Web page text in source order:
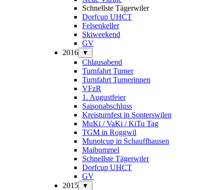
Schnellste Tägerwiler
Dorfcup UHCT
Felsenkeller
Skiweekend
GV
2016
▼
Chlausabend
Turnfahrt Turner
Turnfahrt Turnerinnen
VFzR
1. Augustfeier
Saisonabschluss
Kreisturnfest in Sonterswilen
MuKi / VaKi / KiTu Tag
TGM in Roggwil
Munotcup in Schauffhausen
Maibummel
Schnellste Tägerwiler
Dorfcup UHCT
GV
2015
▼